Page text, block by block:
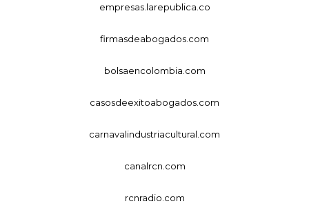
empresas.larepublica.co
firmasdeabogados.com
bolsaencolombia.com
casosdeexitoabogados.com
carnavalindustriacultural.com
canalrcn.com
rcnradio.com